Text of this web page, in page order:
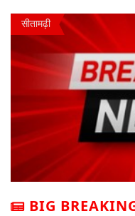
सीतामढ़ी
BIG